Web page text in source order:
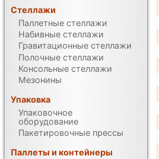
Стеллажи
Паллетные стеллажи
Набивные стеллажи
Гравитационные стеллажи
Полочные стеллажи
Консольные стеллажи
Мезонины
Упаковка
Упаковочное
оборудование
Пакетировочные прессы
Паллеты и контейнеры